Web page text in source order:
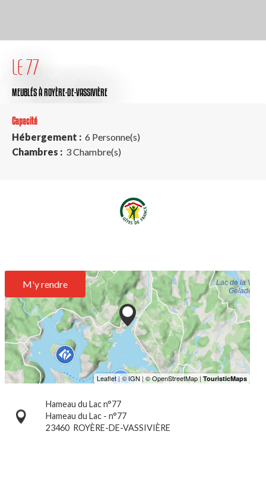
LE 77
MEUBLÉSÀ ROYÈRE-DE-VASSIVIÈRE
Capacité
Hébergement : 6 Personne(s)
Chambres : 3 Chambre(s)
M'y rendre
Hameau du Lac n°77
Hameau du Lac - n°77
23460 ROYÈRE-DE-VASSIVIÈRE